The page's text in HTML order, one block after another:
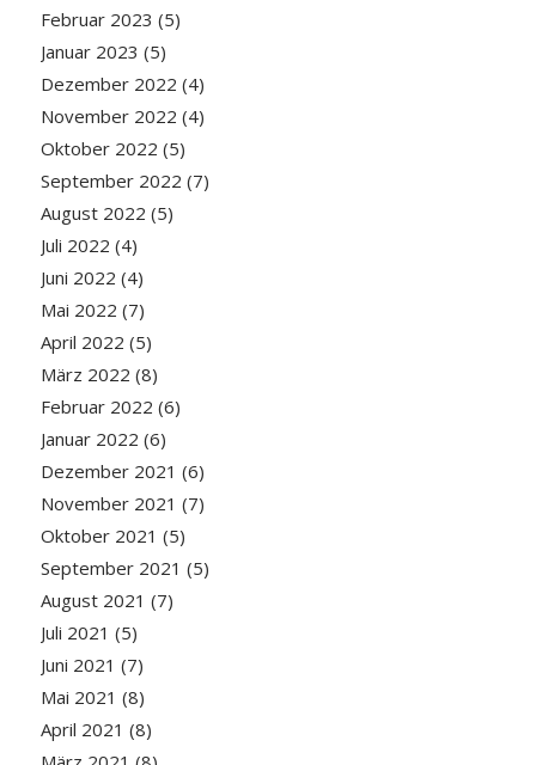
Februar 2023 (5)
Januar 2023 (5)
Dezember 2022 (4)
November 2022 (4)
Oktober 2022 (5)
September 2022 (7)
August 2022 (5)
Juli 2022 (4)
Juni 2022 (4)
Mai 2022 (7)
April 2022 (5)
März 2022 (8)
Februar 2022 (6)
Januar 2022 (6)
Dezember 2021 (6)
November 2021 (7)
Oktober 2021 (5)
September 2021 (5)
August 2021 (7)
Juli 2021 (5)
Juni 2021 (7)
Mai 2021 (8)
April 2021 (8)